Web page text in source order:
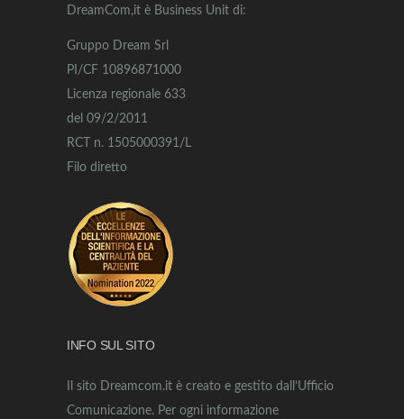
DreamCom,it è Business Unit di:
Gruppo Dream Srl
PI/CF 10896871000
Licenza regionale 633
del 09/2/2011
RCT n. 1505000391/L
Filo diretto
INFO SUL SITO
Il sito Dreamcom.it è creato e gestito dall’Ufficio
Comunicazione. Per ogni informazione